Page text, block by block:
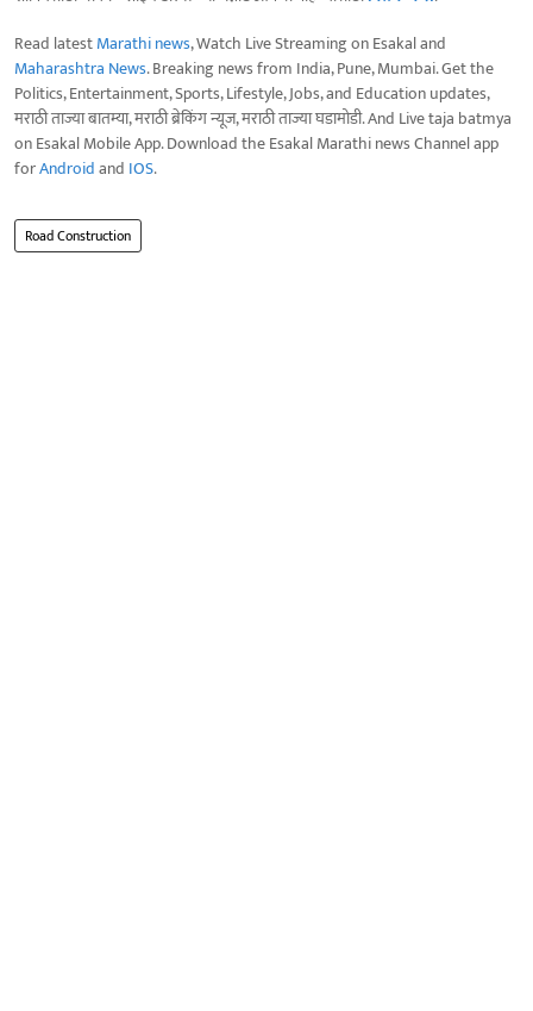
Read latestMarathi news, Watch Live Streaming on Esakal and
Maharashtra News. Breaking news from India, Pune, Mumbai. Get the
Politics, Entertainment, Sports, Lifestyle, Jobs, and Education updates,
मराठी ताज्या बातम्या, मराठी ब्रेकिंग न्यूज, मराठी ताज्या घडामोडी. And Live taja batmya
on Esakal Mobile App. Download the Esakal Marathi news Channel app
forAndroidand IOS.
Road Construction